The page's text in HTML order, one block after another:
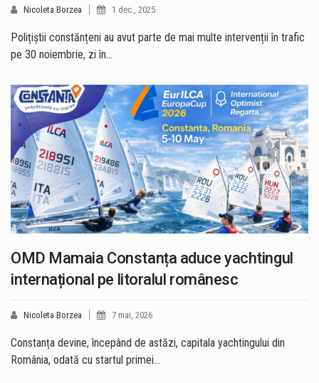
Nicoleta Borzea 1 dec., 2025
Polițiștii constănțeni au avut parte de mai multe intervenții în trafic
pe 30 noiembrie, zi în…
OMD Mamaia Constanța aduce yachtingul
internațional pe litoralul românesc
Nicoleta Borzea 7 mai, 2026
Constanța devine, începând de astăzi, capitala yachtingului din
România, odată cu startul primei…